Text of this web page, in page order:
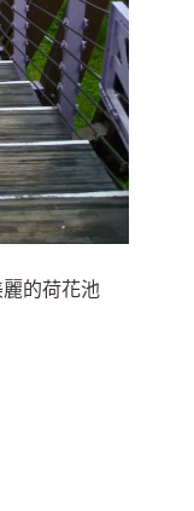
的荷花池